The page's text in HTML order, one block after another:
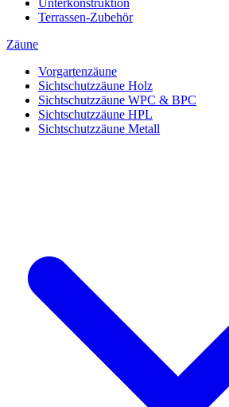
Unterkonstruktion
Terrassen-Zubehör
Zäune
Vorgartenzäune
Sichtschutzzäune Holz
Sichtschutzzäune WPC & BPC
Sichtschutzzäune HPL
Sichtschutzzäune Metall